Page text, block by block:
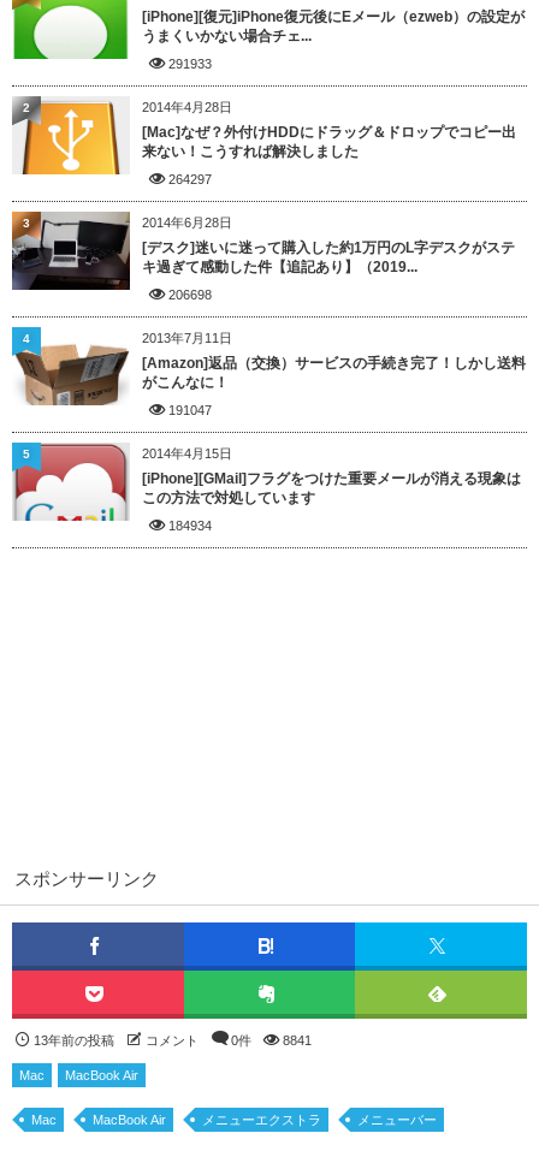
[iPhone][復元]iPhone復元後にEメール（ezweb）の設定が
うまくいかない場合チェ...
291933
2014年4月28日
[Mac]なぜ？外付けHDDにドラッグ＆ドロップでコピー出
来ない！こうすれば解決しました
264297
2
2014年6月28日
[デスク]迷いに迷って購入した約1万円のL字デスクがステ
キ過ぎて感動した件【追記あり】（2019...
206698
3
2013年7月11日
[Amazon]返品（交換）サービスの手続き完了！しかし送料
がこんなに！
191047
4
2014年4月15日
[iPhone][GMail]フラグをつけた重要メールが消える現象は
この方法で対処しています
184934
5
スポンサーリンク
13年前の投稿 コメント 0件 8841
Mac MacBook Air
Mac MacBook Air メニューエクストラ メニューバー